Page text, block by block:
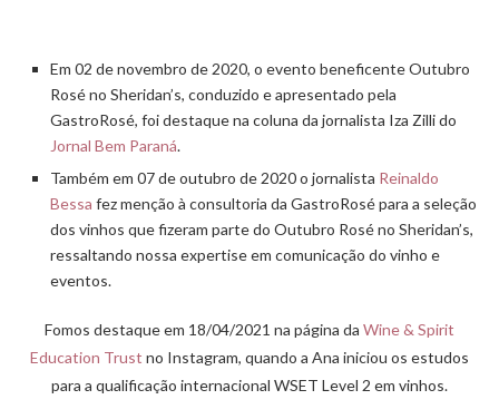
Em 02 de novembro de 2020, o evento beneficente Outubro
Rosé no Sheridan’s, conduzido e apresentado pela
GastroRosé, foi destaque na coluna da jornalista Iza Zilli do
Jornal Bem Paraná.
Também em 07 de outubro de 2020 o jornalista Reinaldo
Bessa fez menção à consultoria da GastroRosé para a seleção
dos vinhos que fizeram parte do Outubro Rosé no Sheridan’s,
ressaltando nossa expertise em comunicação do vinho e
eventos.
Fomos destaque em 18/04/2021 na página da Wine & Spirit
Education Trust no Instagram, quando a Ana iniciou os estudos
para a qualificação internacional WSET Level 2 em vinhos.